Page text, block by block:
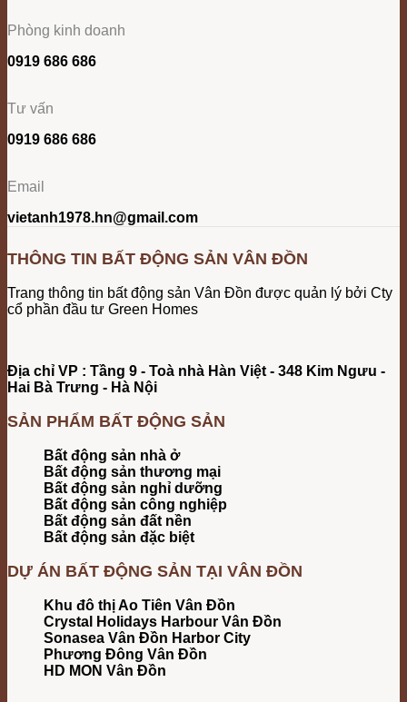
Phòng kinh doanh
0919 686 686
Tư vấn
0919 686 686
Email
vietanh1978.hn@gmail.com
THÔNG TIN BẤT ĐỘNG SẢN VÂN ĐỒN
Trang thông tin bất động sản Vân Đồn được quản lý bởi Cty
cổ phần đầu tư Green Homes
Địa chỉ VP : Tầng 9 - Toà nhà Hàn Việt - 348 Kim Ngưu -
Hai Bà Trưng - Hà Nội
SẢN PHẨM BẤT ĐỘNG SẢN
Bất động sản nhà ở
Bất động sản thương mại
Bất động sản nghỉ dưỡng
Bất động sản công nghiệp
Bất động sản đất nền
Bất động sản đặc biệt
DỰ ÁN BẤT ĐỘNG SẢN TẠI VÂN ĐỒN
Khu đô thị Ao Tiên Vân Đồn
Crystal Holidays Harbour Vân Đồn
Sonasea Vân Đồn Harbor City
Phương Đông Vân Đồn
HD MON Vân Đồn